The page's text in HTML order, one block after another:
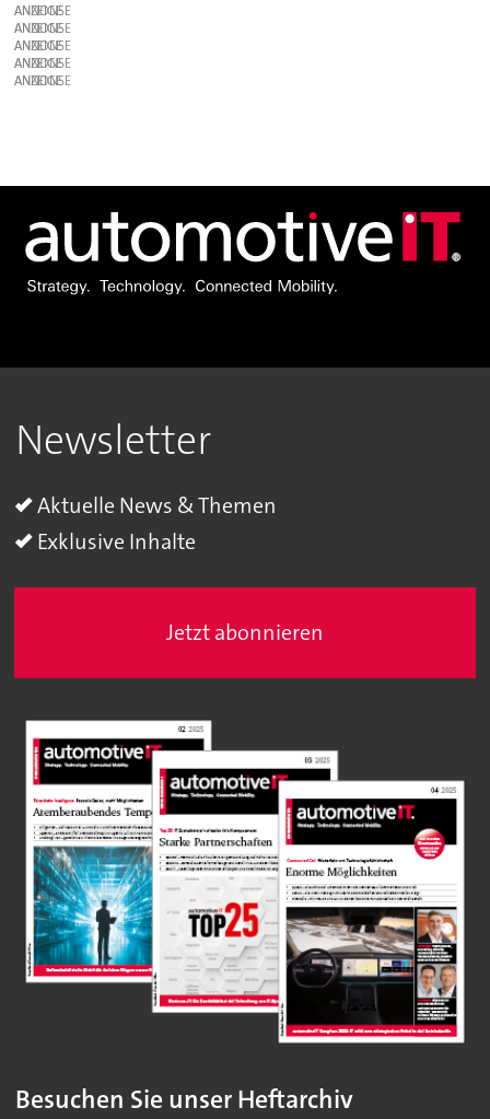
ANZEIGE
ANZEIGE
ANZEIGE
ANZEIGE
ANZEIGE
Newsletter
Aktuelle News & Themen
Exklusive Inhalte
Jetzt abonnieren
Besuchen Sie unser Heftarchiv